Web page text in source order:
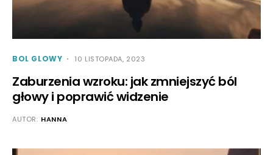
BOL GLOWY 10 LISTOPADA, 2023
Zaburzenia wzroku: jak zmniejszyć ból
głowy i poprawić widzenie
AUTOR: HANNA